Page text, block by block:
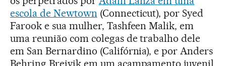
escola de Newtown (Connecticut), por Syed
Farook e sua mulher, Tashfeen Malik, em
uma reunião com colegas de trabalho dele
em San Bernardino (Califórnia), e por Anders
Behring Breivik em um acampamento juvenil